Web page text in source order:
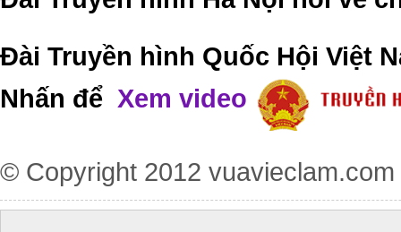
Đài Truyền hình Quốc Hội Việt
Nhấn để Xem video
© Copyright 2012 vuavieclam.com